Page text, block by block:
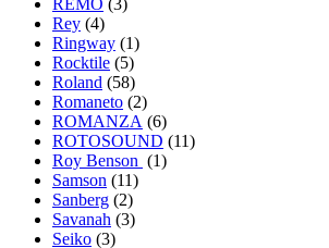
REMO (3)
Rey (4)
Ringway (1)
Rocktile (5)
Roland (58)
Romaneto (2)
ROMANZA (6)
ROTOSOUND (11)
Roy Benson (1)
Samson (11)
Sanberg (2)
Savanah (3)
Seiko (3)